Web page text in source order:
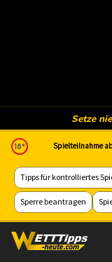
Setze
Spielteilnahme
Tipps für kontrolliertes
Sperre beantragen